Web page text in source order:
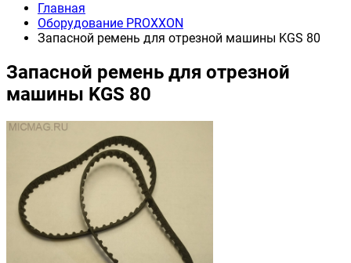
Главная
Оборудование PROXXON
Запасной ремень для отрезной машины KGS 80
Запасной ремень для отрезной
машины KGS 80